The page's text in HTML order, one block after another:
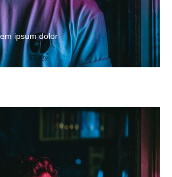
ipsum dolor